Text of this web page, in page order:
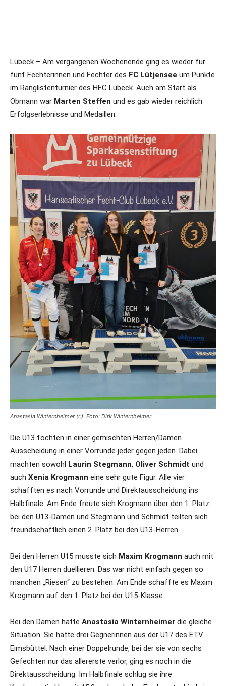
Lübeck – Am vergangenen Wochenende ging es wieder für
fünf Fechterinnen und Fechter des FC Lütjensee um Punkte
im Ranglistenturnier des HFC Lübeck. Auch am Start als
Obmann war Marten Steffen und es gab wieder reichlich
Erfolgserlebnisse und Medaillen.
Anastasia Winternheimer (r.). Foto: Dirk Winternheimer
Die U13 fochten in einer gemischten Herren/Damen
Ausscheidung in einer Vorrunde jeder gegen jeden. Dabei
machten sowohl Laurin Stegmann, Oliver Schmidt und
auch Xenia Krogmann eine sehr gute Figur. Alle vier
schafften es nach Vorrunde und Direktausscheidung ins
Halbfinale. Am Ende freute sich Krogmann über den 1. Platz
bei den U13-Damen und Stegmann und Schmidt teilten sich
freundschaftlich einen 2. Platz bei den U13-Herren.
Bei den Herren U15 musste sich Maxim Krogmann auch mit
den U17 Herren duellieren. Das war nicht einfach gegen so
manchen „Riesen“ zu bestehen. Am Ende schaffte es Maxim
Krogmann auf den 1. Platz bei der U15-Klasse.
Bei den Damen hatte Anastasia Winternheimer die gleiche
Situation. Sie hatte drei Gegnerinnen aus der U17 des ETV
Eimsbüttel. Nach einer Doppelrunde, bei der sie von sechs
Gefechten nur das allererste verlor, ging es noch in die
Direktausscheidung. Im Halbfinale schlug sie ihre